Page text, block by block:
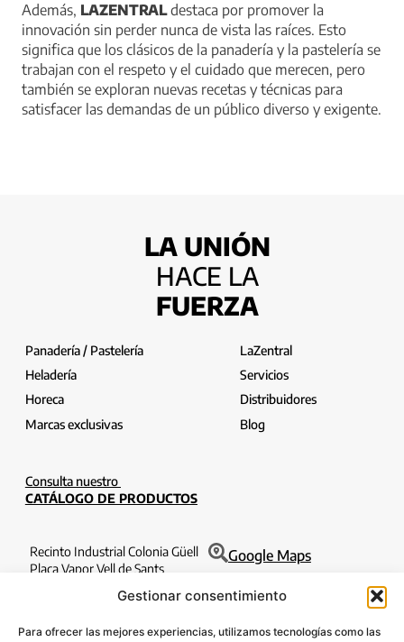
Gestionar consentimiento
Para ofrecer las mejores experiencias, utilizamos tecnologías como las
Además, LAZENTRALdestaca por promover la
innovación sin perder nunca de vista las raíces. Esto
significa que los clásicos de la panadería y la pastelería se
trabajan con el respeto y el cuidado que merecen, pero
también se exploran nuevas recetas y técnicas para
satisfacer las demandas de un público diverso y exigente.
LA UNIÓN
HACE LA
FUERZA
Panadería / Pastelería
Heladería
Horeca
Marcas exclusivas
LaZentral
Servicios
Distribuidores
Blog
Consulta nuestro
CATÁLOGO DE PRODUCTOS
Recinto Industrial Colonia Güell
Plaça Vapor Vell de Sants
Barcelona
Google Maps